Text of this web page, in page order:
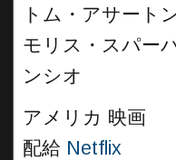
トム・アサート
モリス・スパー
ンシオ
アメリカ 映画
配給 Netflix